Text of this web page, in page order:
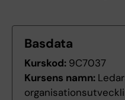
Basdata
Kurskod: 9C7037
Kursens namn: